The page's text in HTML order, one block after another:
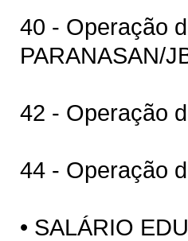
40 - Operação
PARANASAN/
42 - Operação
44 - Operação
• SALÁRIO